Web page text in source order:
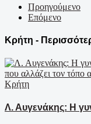
Προηγούμενο
Επόμενο
Κρήτη -
Κρήτη
Λ. Αυγενάκης: Η